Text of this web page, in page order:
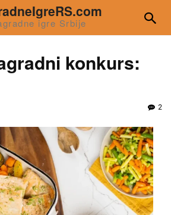
igre Srbije
konkurs:
2